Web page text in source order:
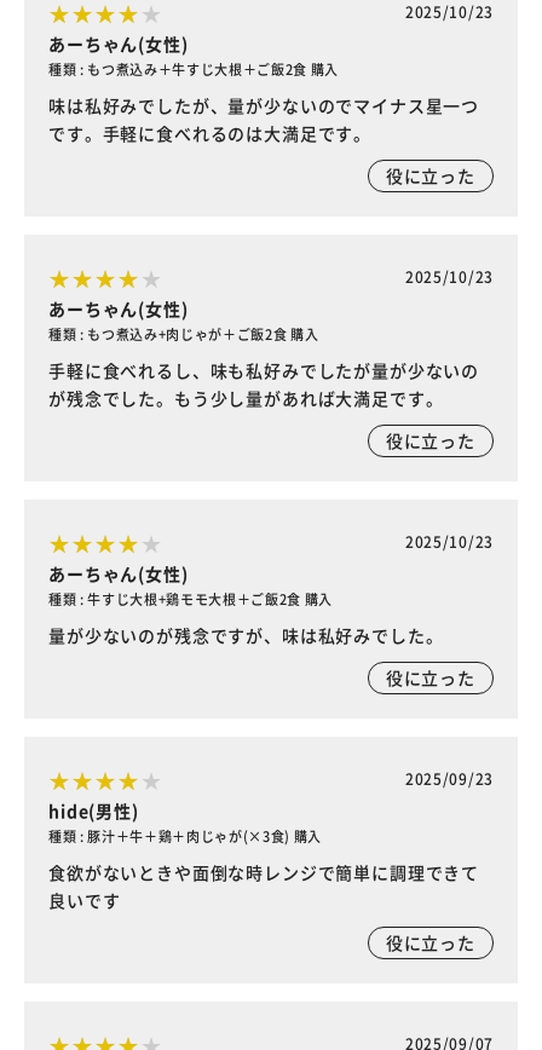
2025/10/23
あーちゃん(女性)
種類 : もつ煮込み＋牛すじ大根＋ご飯2食 購入
味は私好みでしたが、量が少ないのでマイナス星一つ
です。手軽に食べれるのは大満足です。
役に立った
2025/10/23
あーちゃん(女性)
種類 : もつ煮込み+肉じゃが＋ご飯2食 購入
手軽に食べれるし、味も私好みでしたが量が少ないの
が残念でした。もう少し量があれば大満足です。
役に立った
2025/10/23
あーちゃん(女性)
種類 : 牛すじ大根+鶏モモ大根＋ご飯2食 購入
量が少ないのが残念ですが、味は私好みでした。
役に立った
2025/09/23
hide(男性)
種類 : 豚汁＋牛＋鶏＋肉じゃが(×3食) 購入
食欲がないときや面倒な時レンジで簡単に調理できて
良いです
役に立った
2025/09/07